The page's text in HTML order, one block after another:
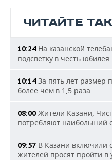
ЧИТАЙТЕ
10:24На казанской
подсветку в честь юбилея
10:14За пять лет размер
более чем в 1,5 раза
08:00 Жители Казани,
потребляют наибольший
09:57 В Казани включили
жителей просят пройти в